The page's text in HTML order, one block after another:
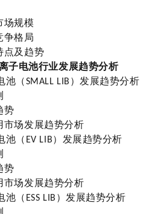
场规模
争格局
点及趋势
子电池行业发展趋势分析
池 （SMALL LIB ）发展趋势分析
势
市场发展趋势分析
池 （ EV LIB）发展趋势分析
势
市场发展趋势分析
池 （ ESS LIB ）发展趋势分析